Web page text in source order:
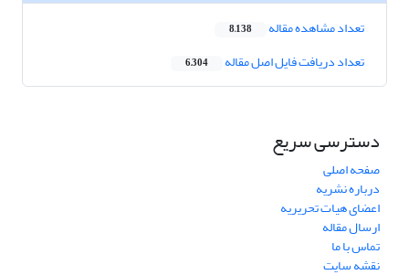
تعداد مشاهده مقاله 8,138
تعداد دریافت فایل اصل مقاله 6,304
دسترسی سریع
صفحه اصلی
درباره نشریه
اعضای هیات تحریریه
ارسال مقاله
تماس با ما
نقشه سایت